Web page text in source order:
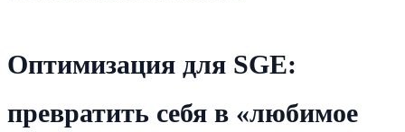
Оптимизация для SGE:
превратить себя в «любимое